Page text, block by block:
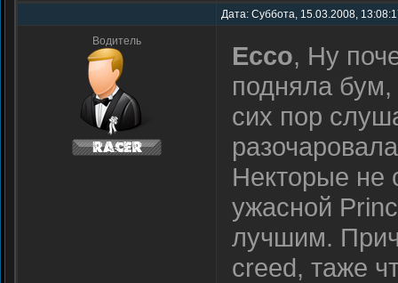
Дата: Суббота, 15.03.2008,
Водитель Ecco, Ну
подняла
сих пор
Некторые не
ужасной
лучшим.
creed, таже